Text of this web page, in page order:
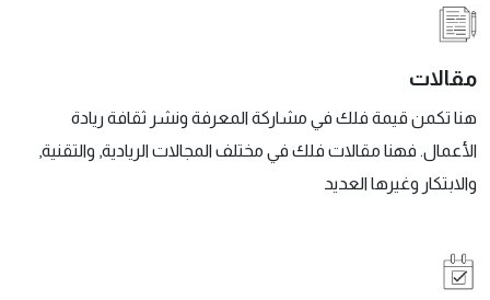
مقالات
هنا تكمن قيمة فلك في مشاركة المعرفة ونشر ثقافة ريادة
الأعمال. فهنا مقالات فلك في مختلف المجالات الريادية, والتقنية,
والابتكار وغيرها العديد